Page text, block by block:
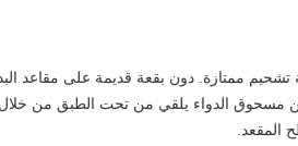
ممتازة. دون بقعة قديمة على مقاعد
مسحوق الدواء يلقي من تحت الطبق من خلال
المقعد.